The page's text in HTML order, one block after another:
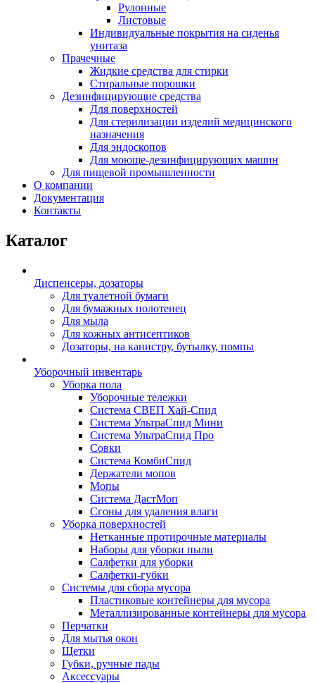
Рулонные
Листовые
Индивидуальные покрытия на сиденья
унитаза
Прачечные
Жидкие средства для стирки
Стиральные порошки
Дезинфицирующие средства
Для поверхностей
Для стерилизации изделий медицинского
назначения
Для эндоскопов
Для моюще-дезинфицирующих машин
Для пищевой промышленности
О компании
Документация
Контакты
Каталог
Диспенсеры, дозаторы
Для туалетной бумаги
Для бумажных полотенец
Для мыла
Для кожных антисептиков
Дозаторы, на канистру, бутылку, помпы
Уборочный инвентарь
Уборка пола
Уборочные тележки
Система СВЕП Хай-Спид
Система УльтраСпид Мини
Система УльтраСпид Про
Совки
Система КомбиСпид
Держатели мопов
Мопы
Система ДастМоп
Сгоны для удаления влаги
Уборка поверхностей
Нетканные протирочные материалы
Наборы для уборки пыли
Салфетки для уборки
Салфетки-губки
Системы для сбора мусора
Пластиковые контейнеры для мусора
Металлизированные контейнеры для мусора
Перчатки
Для мытья окон
Щетки
Губки, ручные пады
Аксессуары